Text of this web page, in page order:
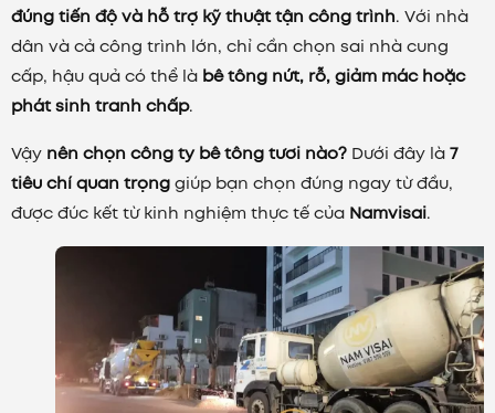
đúng tiến độ và hỗ trợ kỹ thuật tận công trình. Với nhà
dân và cả công trình lớn, chỉ cần chọn sai nhà cung
cấp, hậu quả có thể là bê tông nứt, rỗ, giảm mác hoặc
phát sinh tranh chấp.
Vậy nên chọn công ty bê tông tươi nào? Dưới đây là7
tiêu chí quan trọnggiúp bạn chọn đúng ngay từ đầu,
được đúc kết từ kinh nghiệm thực tế của Namvisai.